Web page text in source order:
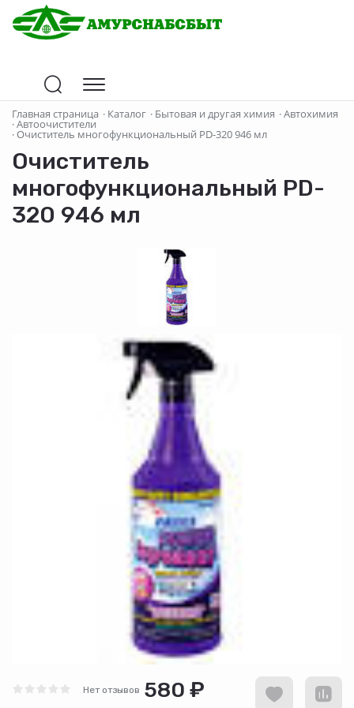
Главная страница · Каталог · Бытовая и другая химия ·Автохимия
·Автоочистители
·Очиститель многофункциональный PD-320 946 мл
Очиститель
многофункциональный PD-
320 946 мл
Нет отзывов 580 ₽